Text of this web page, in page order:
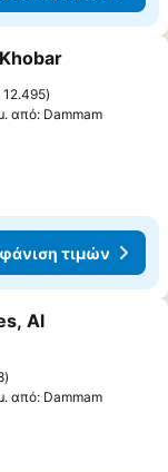
αγαπημένα
12.495
από: Dammam
τιμών
αγαπημένα
Al
από: Dammam